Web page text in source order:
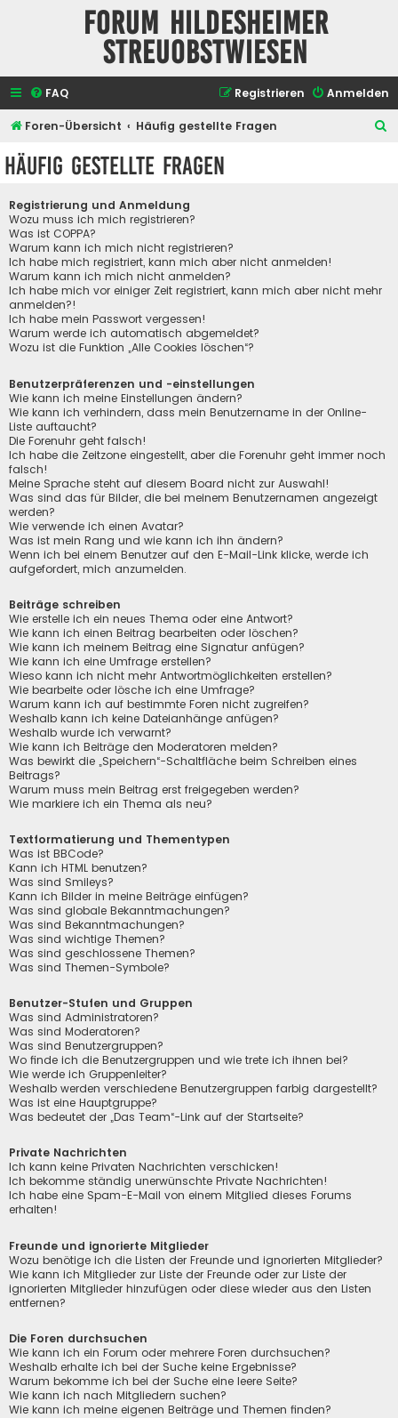
Forum Hildesheimer
Streuobstwiesen
FAQ Anmelden
Registrieren
Foren-Übersicht Häufig gestellte Fragen
Häufig gestellte Fragen
Registrierung und Anmeldung
Wozu muss ich mich registrieren?
Was ist COPPA?
Warum kann ich mich nicht registrieren?
Ich habe mich registriert, kann mich aber nicht anmelden!
Warum kann ich mich nicht anmelden?
Ich habe mich vor einiger Zeit registriert, kann mich aber nicht mehr
anmelden?!
Ich habe mein Passwort vergessen!
Warum werde ich automatisch abgemeldet?
Wozu ist die Funktion „Alle Cookies löschen“?
Benutzerpräferenzen und -einstellungen
Wie kann ich meine Einstellungen ändern?
Wie kann ich verhindern, dass mein Benutzername in der Online-
Liste auftaucht?
Die Forenuhr geht falsch!
Ich habe die Zeitzone eingestellt, aber die Forenuhr geht immer noch
falsch!
Meine Sprache steht auf diesem Board nicht zur Auswahl!
Was sind das für Bilder, die bei meinem Benutzernamen angezeigt
werden?
Wie verwende ich einen Avatar?
Was ist mein Rang und wie kann ich ihn ändern?
Wenn ich bei einem Benutzer auf den E-Mail-Link klicke, werde ich
aufgefordert, mich anzumelden.
Beiträge schreiben
Wie erstelle ich ein neues Thema oder eine Antwort?
Wie kann ich einen Beitrag bearbeiten oder löschen?
Wie kann ich meinem Beitrag eine Signatur anfügen?
Wie kann ich eine Umfrage erstellen?
Wieso kann ich nicht mehr Antwortmöglichkeiten erstellen?
Wie bearbeite oder lösche ich eine Umfrage?
Warum kann ich auf bestimmte Foren nicht zugreifen?
Weshalb kann ich keine Dateianhänge anfügen?
Weshalb wurde ich verwarnt?
Wie kann ich Beiträge den Moderatoren melden?
Was bewirkt die „Speichern“-Schaltfläche beim Schreiben eines
Beitrags?
Warum muss mein Beitrag erst freigegeben werden?
Wie markiere ich ein Thema als neu?
Textformatierung und Thementypen
Was ist BBCode?
Kann ich HTML benutzen?
Was sind Smileys?
Kann ich Bilder in meine Beiträge einfügen?
Was sind globale Bekanntmachungen?
Was sind Bekanntmachungen?
Was sind wichtige Themen?
Was sind geschlossene Themen?
Was sind Themen-Symbole?
Benutzer-Stufen und Gruppen
Was sind Administratoren?
Was sind Moderatoren?
Was sind Benutzergruppen?
Wo finde ich die Benutzergruppen und wie trete ich ihnen bei?
Wie werde ich Gruppenleiter?
Weshalb werden verschiedene Benutzergruppen farbig dargestellt?
Was ist eine Hauptgruppe?
Was bedeutet der „Das Team“-Link auf der Startseite?
Private Nachrichten
Ich kann keine Privaten Nachrichten verschicken!
Ich bekomme ständig unerwünschte Private Nachrichten!
Ich habe eine Spam-E-Mail von einem Mitglied dieses Forums
erhalten!
Freunde und ignorierte Mitglieder
Wozu benötige ich die Listen der Freunde und ignorierten Mitglieder?
Wie kann ich Mitglieder zur Liste der Freunde oder zur Liste der
ignorierten Mitglieder hinzufügen oder diese wieder aus den Listen
entfernen?
Die Foren durchsuchen
Wie kann ich ein Forum oder mehrere Foren durchsuchen?
Weshalb erhalte ich bei der Suche keine Ergebnisse?
Warum bekomme ich bei der Suche eine leere Seite?
Wie kann ich nach Mitgliedern suchen?
Wie kann ich meine eigenen Beiträge und Themen finden?